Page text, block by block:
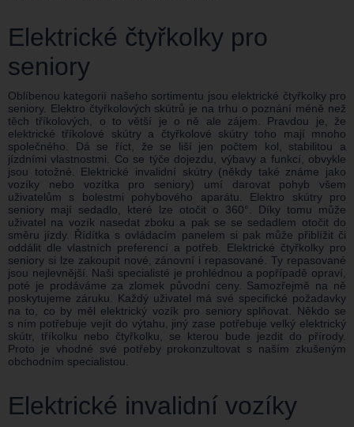
Elektrické čtyřkolky pro
seniory
Oblíbenou kategorií našeho sortimentu jsou elektrické čtyřkolky pro
seniory. Elektro čtyřkolových skútrů je na trhu o poznání méně než
těch tříkolových, o to větší je o ně ale zájem. Pravdou je, že
elektrické tříkolové skútry a čtyřkolové skútry toho mají mnoho
společného. Dá se říct, že se liší jen počtem kol, stabilitou a
jízdními vlastnostmi. Co se týče dojezdu, výbavy a funkcí, obvykle
jsou totožné. Elektrické invalidní skútry (někdy také známe jako
vozíky nebo vozítka pro seniory) umí darovat pohyb všem
uživatelům s bolestmi pohybového aparátu. Elektro skútry pro
seniory mají sedadlo, které lze otočit o 360°. Díky tomu může
uživatel na vozík nasedat zboku a pak se se sedadlem otočit do
směru jízdy. Řídítka s ovládacím panelem si pak může přiblížit či
oddálit dle vlastních preferencí a potřeb. Elektrické čtyřkolky pro
seniory si lze zakoupit nové, zánovní i repasované. Ty repasované
jsou nejlevnější. Naši specialisté je prohlédnou a popřípadě opraví,
poté je prodáváme za zlomek původní ceny. Samozřejmě na ně
poskytujeme záruku. Každý uživatel má své specifické požadavky
na to, co by měl elektrický vozík pro seniory splňovat. Někdo se
s ním potřebuje vejít do výtahu, jiný zase potřebuje velký elektrický
skútr, tříkolku nebo čtyřkolku, se kterou bude jezdit do přírody.
Proto je vhodné své potřeby prokonzultovat s naším zkušeným
obchodním specialistou.
Elektrické invalidní vozíky